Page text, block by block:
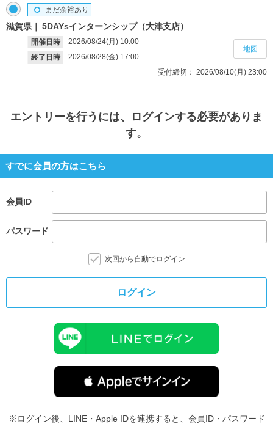
滋賀県 5DAYsインターンシップ（大津支店）
開催日時 2026/08/24(月) 10:00
終了日時
2026/08/28(金) 17:00
まだ余裕あり
受付締切： 2026/08/10(月) 23:00
地図
エントリーを行うには、ログインする必要がありま
す。
すでに会員の方はこちら
会員ID
パスワード
次回から自動でログイン
ログイン
※ログイン後、LINE・Apple IDを連携すると、会員ID・パスワード